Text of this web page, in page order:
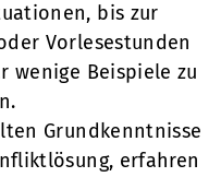
bis zur
Vorlesestunden
wenige Beispiele zu
Grundkenntnisse
erfahren